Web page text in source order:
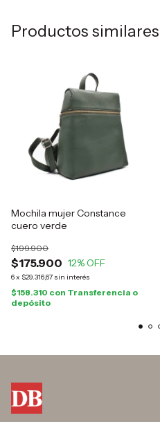
Productos similares
Mochila mujer Constance
cuero verde
$175.900
$199.900
12% OFF
6x $29.316,67 sin interés
$158.310 con Transferencia o
depósito